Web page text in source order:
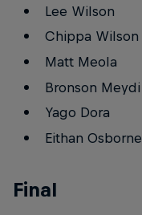
Lee Wilson
Chippa Wilson
Matt Meola
Bronson Meydi
Yago Dora
Eithan Osborne
Final